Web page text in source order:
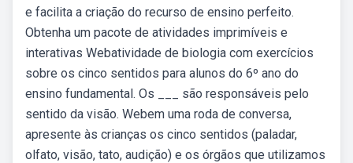
e facilita a criação do recurso de ensino perfeito.
Obtenha um pacote de atividades imprimíveis e
interativas Webatividade de biologia com exercícios
sobre os cinco sentidos para alunos do 6º ano do
ensino fundamental. Os ___ são responsáveis pelo
sentido da visão. Webem uma roda de conversa,
apresente às crianças os cinco sentidos (paladar,
olfato, visão, tato, audição) e os órgãos que utilizamos